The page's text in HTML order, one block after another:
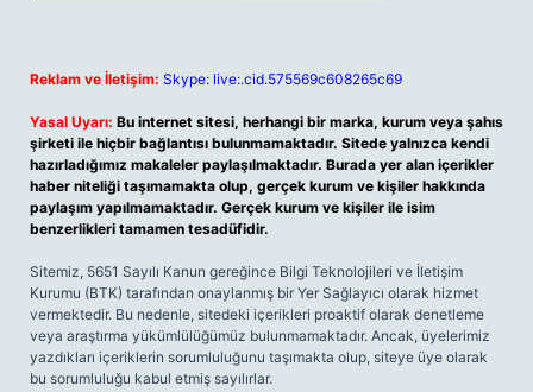
Reklam ve İletişim: Skype: live:.cid.575569c608265c69
Yasal Uyarı: Bu internet sitesi, herhangi bir marka, kurum veya şahıs
şirketi ile hiçbir bağlantısı bulunmamaktadır. Sitede yalnızca kendi
hazırladığımız makaleler paylaşılmaktadır. Burada yer alan içerikler
haber niteliği taşımamakta olup, gerçek kurum ve kişiler hakkında
paylaşım yapılmamaktadır. Gerçek kurum ve kişiler ile isim
benzerlikleri tamamen tesadüfidir.
Sitemiz, 5651 Sayılı Kanun gereğince Bilgi Teknolojileri ve İletişim
Kurumu (BTK) tarafından onaylanmış bir Yer Sağlayıcı olarak hizmet
vermektedir. Bu nedenle, sitedeki içerikleri proaktif olarak denetleme
veya araştırma yükümlülüğümüz bulunmamaktadır. Ancak, üyelerimiz
yazdıkları içeriklerin sorumluluğunu taşımakta olup, siteye üye olarak
bu sorumluluğu kabul etmiş sayılırlar.